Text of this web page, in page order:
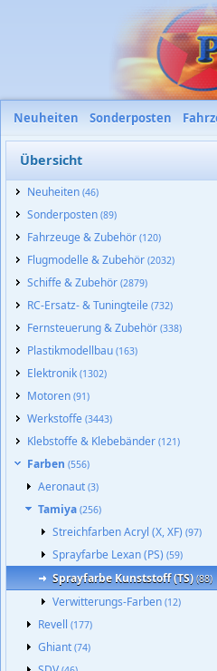
Neuheiten Sonderposten
Übersicht
Neuheiten (46)
Sonderposten (89)
Fahrzeuge & Zubehör (120)
Flugmodelle & Zubehör (2032)
Schiffe & Zubehör (2879)
RC-Ersatz- & Tuningteile (732)
Fernsteuerung & Zubehör (338)
Plastikmodellbau (163)
Elektronik (1302)
Motoren (91)
Werkstoffe (3443)
Klebstoffe & Klebebänder (121)
Farben (556)
Aeronaut (3)
Tamiya (256)
Streichfarben Acryl (X, XF) (97)
Sprayfarbe Lexan (PS) (59)
Sprayfarbe Kunststoff (TS) (88)
Verwitterungs-Farben (12)
Revell (177)
Ghiant (74)